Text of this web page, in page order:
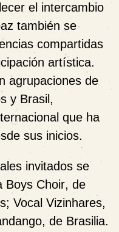
el intercambio
también se
compartidas
artística.
agrupaciones de
y Brasil,
que ha
sus inicios.
invitados se
Boys Choir, de
Vocal Vizinhares,
, de Brasilia.